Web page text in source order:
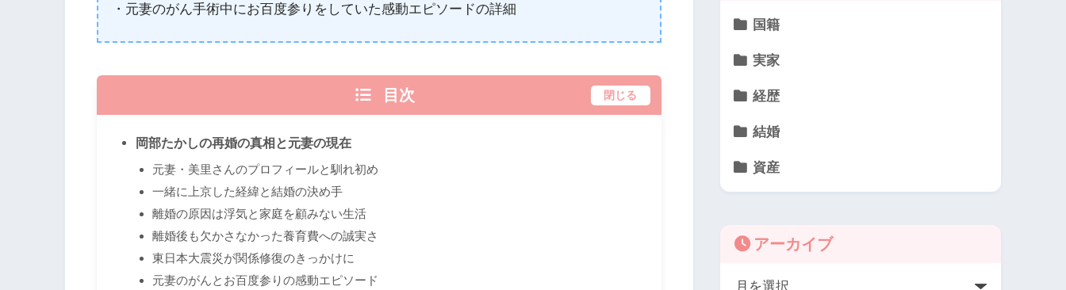
・元妻のがん手術中にお百度参りをしていた感動エピソードの詳細
目次 閉じる
岡部たかしの再婚の真相と元妻の現在
元妻・美里さんのプロフィールと馴れ初め
一緒に上京した経緯と結婚の決め手
離婚の原因は浮気と家庭を顧みない生活
離婚後も欠かさなかった養育費への誠実さ
東日本大震災が関係修復のきっかけに
元妻のがんとお百度参りの感動エピソード
国籍
実家
経歴
結婚
資産
アーカイブ